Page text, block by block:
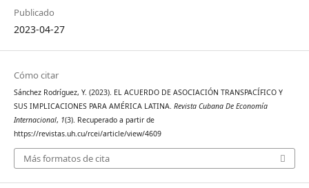
Publicado
2023-04-27
Cómo citar
Sánchez Rodríguez, Y. (2023). EL ACUERDO DE ASOCIACIÓN TRANSPACÍFICO Y
SUS IMPLICACIONES PARA AMÉRICA LATINA. Revista Cubana De Economía
Internacional, 1(3). Recuperado a partir de
https://revistas.uh.cu/rcei/article/view/4609
Más formatos de cita